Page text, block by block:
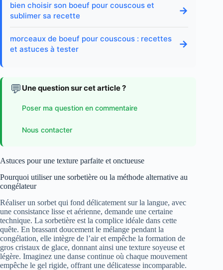
bien choisir son boeuf pour couscous et
sublimer sa recette
→
morceaux de boeuf pour couscous : recettes
et astuces à tester
→
💬 Une question sur cet article ?
Poser ma question en commentaire
Nous contacter
Astuces pour une texture parfaite et onctueuse
Pourquoi utiliser une sorbetière ou la méthode alternative au
congélateur
Réaliser un sorbet qui fond délicatement sur la langue, avec
une consistance lisse et aérienne, demande une certaine
technique. La sorbetière est la complice idéale dans cette
quête. En brassant doucement le mélange pendant la
congélation, elle intègre de l’air et empêche la formation de
gros cristaux de glace, donnant ainsi une texture soyeuse et
légère. Imaginez une danse continue où chaque mouvement
empêche le gel rigide, offrant une délicatesse incomparable.